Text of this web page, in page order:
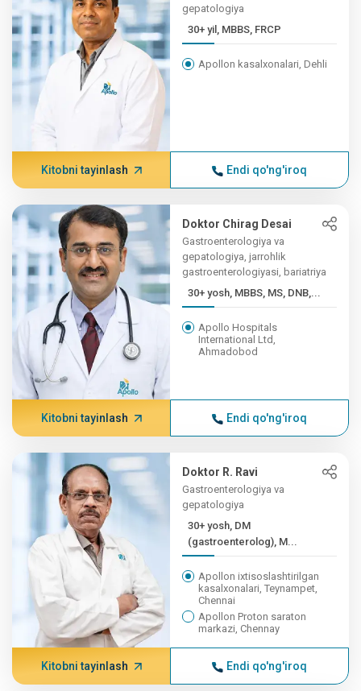
gepatologiya
30+ yil, MBBS, FRCP
Apollon kasalxonalari, Dehli
Kitobni tayinlash Endi qo'ng'iroq
Doktor Chirag Desai
Gastroenterologiya va
gepatologiya, jarrohlik
gastroenterologiyasi, bariatriya
30+ yosh, MBBS, MS, DNB,...
Apollo Hospitals
International Ltd,
Ahmadobod
Kitobni tayinlash Endi qo'ng'iroq
Doktor R. Ravi
Gastroenterologiya va
gepatologiya
30+ yosh, DM
(gastroenterolog), M...
Apollon ixtisoslashtirilgan
kasalxonalari, Teynampet,
Chennai
Apollon Proton saraton
markazi, Chennay
Kitobni tayinlash Endi qo'ng'iroq